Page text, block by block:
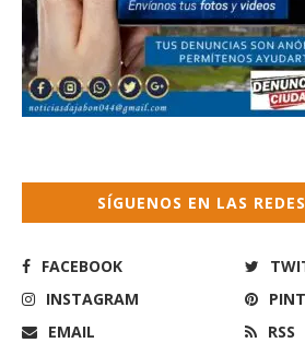
SÍGUENOS EN LAS
FACEBOOK
INSTAGRAM
EMAIL
RSS